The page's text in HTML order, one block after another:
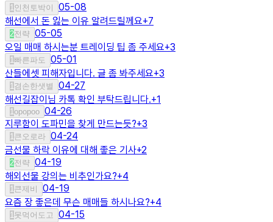
1인천토박이
05-08
해선에서 돈 잃는 이유 알려드릴께요+7
2전략 05-05
오일 매매 하시는분 트레이딩 팁 좀 주세요+3
1빠른파도 05-01
산들에셋 피해자입니다. 글 좀 봐주세요+3
1겸손한샛별
04-27
해선길잡이님 카톡 확인 부탁드립니다.+1
1opopoo 04-26
지루함이 도파민을 찾게 만드는듯?+3
1큰오로라 04-24
금선물 하락 이유에 대해 좋은 기사+2
2전략 04-19
해외선물 강의는 비추인가요?+4
1큰제비
04-19
요즘 장 좋은데 무슨 매매들 하시나요?+4
1못먹어도고 04-15